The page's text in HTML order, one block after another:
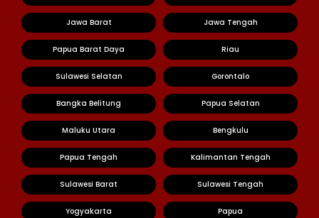
Jawa Barat Jawa Tengah
Papua Barat Daya Riau
Sulawesi Selatan Gorontalo
Bangka Belitung Papua Selatan
Maluku Utara Bengkulu
Papua Tengah Kalimantan Tengah
Sulawesi Barat Sulawesi Tengah
Yogyakarta Papua